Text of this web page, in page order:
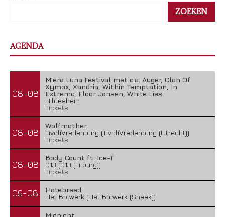
ZOEKEN
AGENDA
08-08
M'era Luna Festival met o.a. Auger, Clan Of
Xymox, Xandria, Within Temptation, In
Extremo, Floor Jansen, White Lies
Hildesheim
Tickets
08-08
Wolfmother
TivoliVredenburg (TivoliVredenburg (Utrecht))
Tickets
08-08
Body Count ft. Ice-T
013 (013 (Tilburg))
Tickets
09-08
Hatebreed
Het Bolwerk (Het Bolwerk (Sneek))